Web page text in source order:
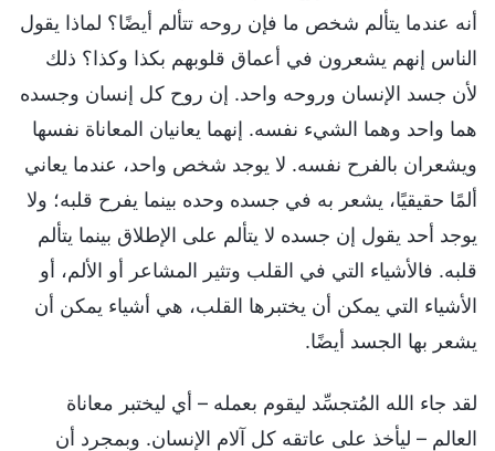
أنه عندما يتألم شخص ما فإن روحه تتألم أيضًا؟ لماذا يقول
الناس إنهم يشعرون في أعماق قلوبهم بكذا وكذا؟ ذلك
لأن جسد الإنسان وروحه واحد. إن روح كل إنسان وجسده
هما واحد وهما الشيء نفسه. إنهما يعانيان المعاناة نفسها
ويشعران بالفرح نفسه. لا يوجد شخص واحد، عندما يعاني
ألمًا حقيقيًا، يشعر به في جسده وحده بينما يفرح قلبه؛ ولا
يوجد أحد يقول إن جسده لا يتألم على الإطلاق بينما يتألم
قلبه. فالأشياء التي في القلب وتثير المشاعر أو الألم، أو
الأشياء التي يمكن أن يختبرها القلب، هي أشياء يمكن أن
يشعر بها الجسد أيضًا.
لقد جاء الله المُتجسِّد ليقوم بعمله – أي ليختبر معاناة
العالم – ليأخذ على عاتقه كل آلام الإنسان. وبمجرد أن